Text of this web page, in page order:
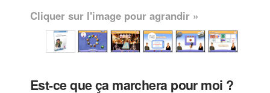
Cliquer sur l'image pour agrandir »
Est-ce que ça marchera pour moi ?